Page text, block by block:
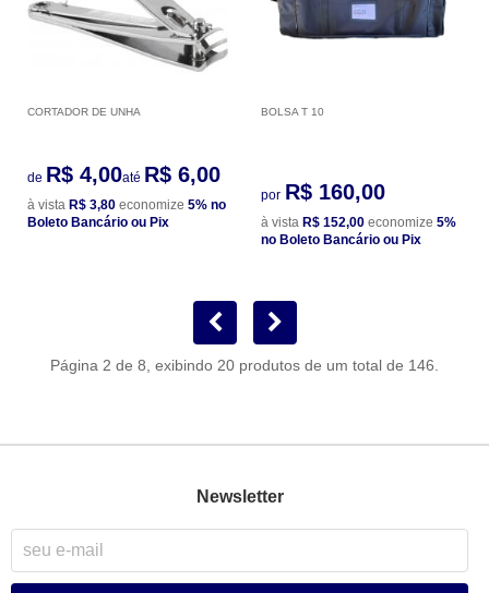
CORTADOR DE UNHA
de R$ 4,00até R$ 6,00
à vista R$ 3,80 economize 5% no
Boleto Bancário ou Pix
BOLSA T 10
por R$ 160,00
à vista R$ 152,00 economize 5%
no Boleto Bancário ou Pix
Página 2 de 8, exibindo 20 produtos de um total de 146.
Newsletter